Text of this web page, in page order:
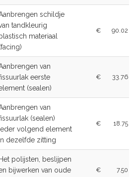
schildje
tandkleurig
materiaal
€ 90.02
van
eerste
(sealen)
€ 33.76
van
(sealen)
volgend element
dezelfde zitting
€ 18.75
Het polijsten, beslijpen
bijwerken van oude
€ 7.50